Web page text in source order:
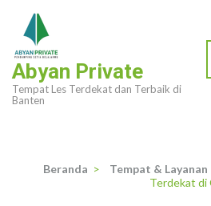
Lompat
konten
(Tekan
Enter)
Abyan Private
Tempat Les Terdekat dan Terbaik di
Banten
Beranda > Tempat & Layanan
Terdekat di